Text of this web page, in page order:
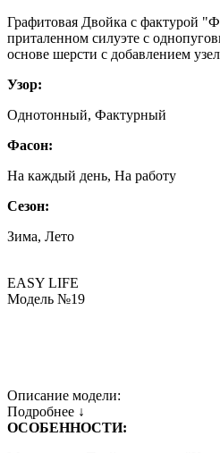
Графитовая Двойка с фактурой
приталенном силуэте с
основе шерсти с добавлением
Узор:
Однотонный, Фактурный
Фасон:
На каждый день, На работу
Сезон:
Зима, Лето
EASY LIFE
Модель №19
Описание модели:
Подробнее ↓
ОСОБЕННОСТИ: